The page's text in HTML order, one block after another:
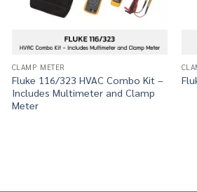
CLAMP METER
Fluke 116/323 HVAC Combo Kit –
Includes Multimeter and Clamp
Meter